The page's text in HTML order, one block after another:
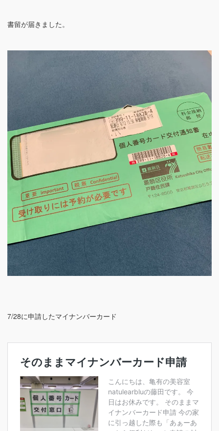
書留が届きました。
7/28に申請したマイナンバーカード